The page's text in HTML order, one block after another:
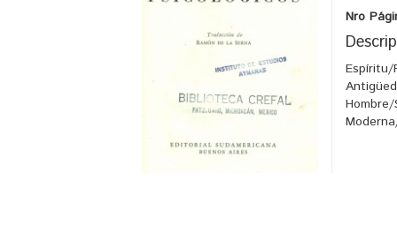
Nro
Espíritu/